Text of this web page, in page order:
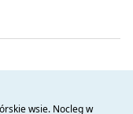
wsie. Nocleg w